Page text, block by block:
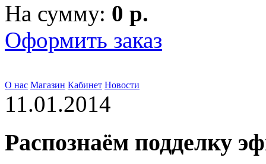
На сумму: 0 р.
Оформить заказ
О нас Магазин Кабинет Новости
11.01.2014
Распознаём подделку